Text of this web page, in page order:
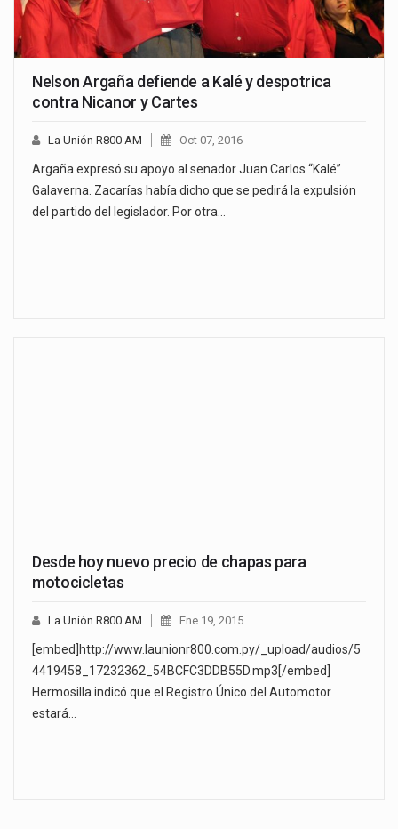
Nelson Argaña defiende a Kalé y despotrica
contra Nicanor y Cartes
La Unión R800 AM Oct 07, 2016
Argaña expresó su apoyo al senador Juan Carlos “Kalé”
Galaverna. Zacarías había dicho que se pedirá la expulsión
del partido del legislador. Por otra…
Desde hoy nuevo precio de chapas para
motocicletas
La Unión R800 AM Ene 19, 2015
[embed]http://www.launionr800.com.py/_upload/audios/5
4419458_17232362_54BCFC3DDB55D.mp3[/embed]
Hermosilla indicó que el Registro Único del Automotor
estará…